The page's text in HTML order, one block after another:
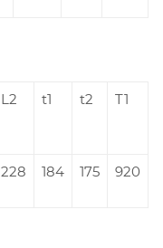
L2 t1 t2 T1
228 184 175 920